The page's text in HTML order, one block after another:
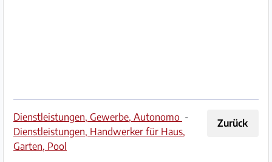
Hilfe
&
FAQ
Zurück
Dienstleistungen, Gewerbe, Autonomo -
Dienstleistungen, Handwerker für Haus,
Garten, Pool